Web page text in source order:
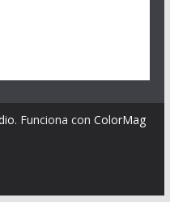
. Funciona con ColorMag